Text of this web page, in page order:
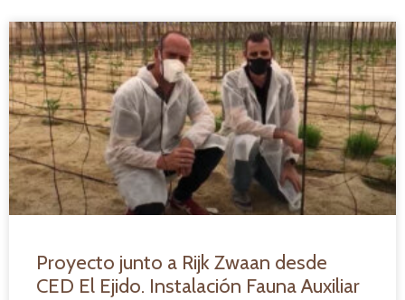
Proyecto junto a Rijk Zwaan desde
CED El Ejido. Instalación Fauna Auxiliar